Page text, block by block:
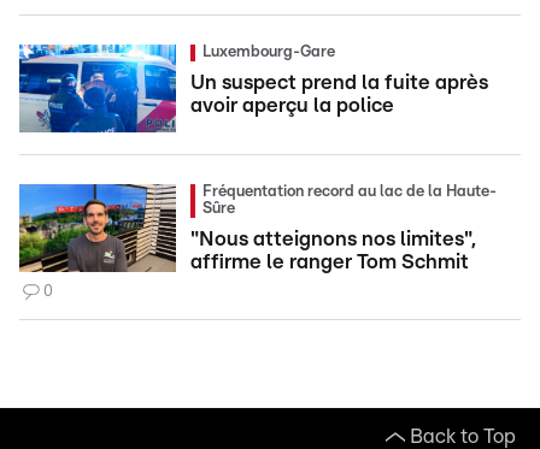
Luxembourg-Gare
Un suspect prend la fuite après
avoir aperçu la police
Fréquentation record au lac de la Haute-
Sûre
"Nous atteignons nos limites",
affirme le ranger Tom Schmit
0
Back to Top